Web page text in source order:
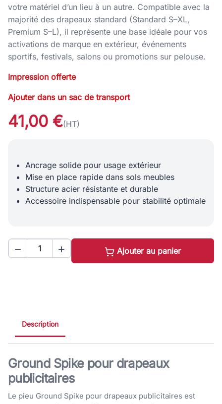
votre matériel d’un lieu à un autre. Compatible avec la
majorité des drapeaux standard (Standard S–XL,
Premium S–L), il représente une base idéale pour vos
activations de marque en extérieur, événements
sportifs, festivals, salons ou promotions sur pelouse.
Impression offerte
Ajouter dans un sac de transport
41,00 €(HT)
Ancrage solide pour usage extérieur
Mise en place rapide dans sols meubles
Structure acier résistante et durable
Accessoire indispensable pour stabilité optimale
  Ajouter au panier
Description
Ground Spike pour drapeaux
publicitaires
Le pieu Ground Spike pour drapeaux publicitaires est